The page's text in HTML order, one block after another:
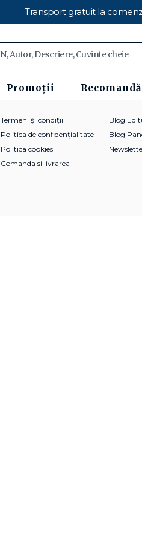
Transport gratuit la
Promoții
Termeni și condiții
Politica de confidențialitate
Politica cookies
Comanda si livrarea
Blog
Blog